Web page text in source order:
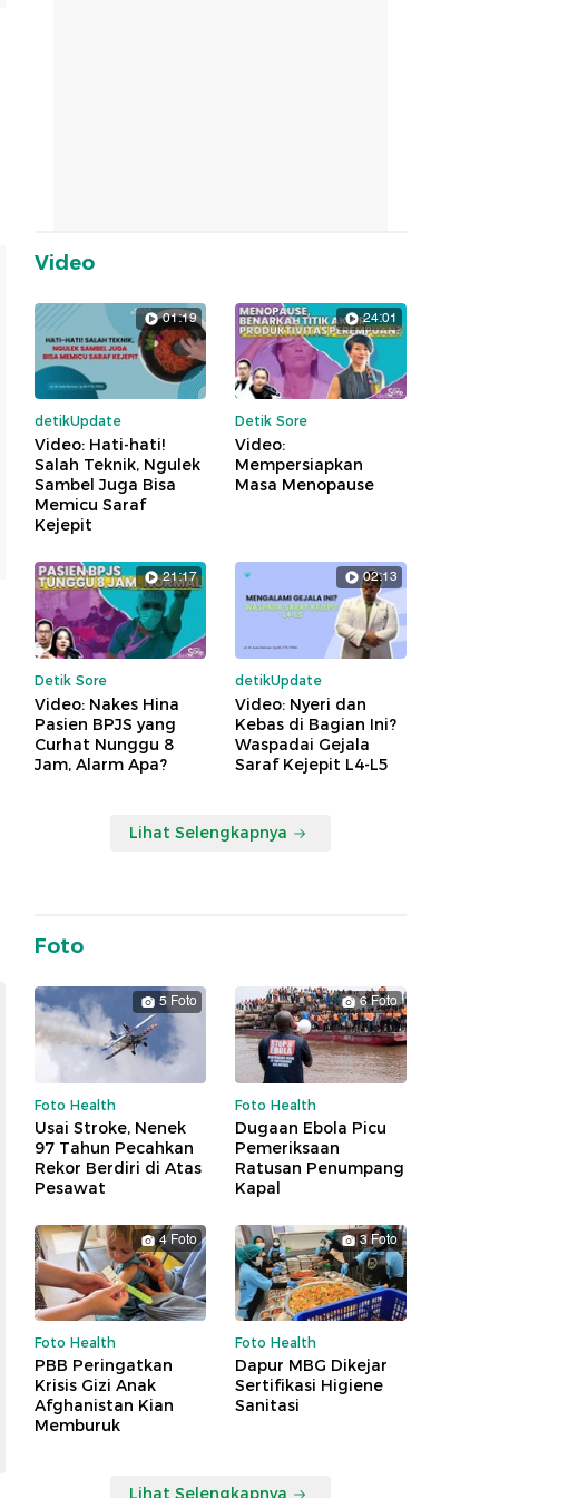
Video
01:19
detikUpdate
Video: Hati-hati!
Salah Teknik, Ngulek
Sambel Juga Bisa
Memicu Saraf
Kejepit
24:01
Detik Sore
Video:
Mempersiapkan
Masa Menopause
21:17
Detik Sore
Video: Nakes Hina
Pasien BPJS yang
Curhat Nunggu 8
Jam, Alarm Apa?
02:13
detikUpdate
Video: Nyeri dan
Kebas di Bagian Ini?
Waspadai Gejala
Saraf Kejepit L4-L5
Lihat Selengkapnya
Foto
5 Foto
Foto Health
Usai Stroke, Nenek
97 Tahun Pecahkan
Rekor Berdiri di Atas
Pesawat
6 Foto
Foto Health
Dugaan Ebola Picu
Pemeriksaan
Ratusan Penumpang
Kapal
4 Foto
Foto Health
PBB Peringatkan
Krisis Gizi Anak
Afghanistan Kian
Memburuk
3 Foto
Foto Health
Dapur MBG Dikejar
Sertifikasi Higiene
Sanitasi
Lihat Selengkapnya